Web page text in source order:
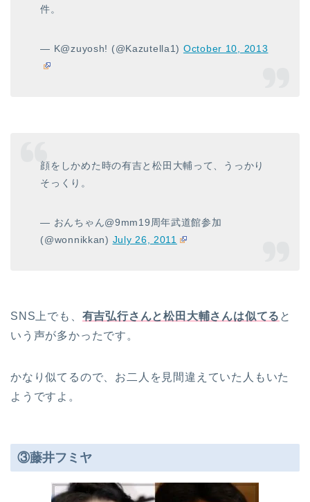
件。
— K@zuyosh! (@Kazutella1) October 10, 2013
顔をしかめた時の有吉と松田大輔って、うっかり
そっくり。
— おんちゃん@9mm19周年武道館参加
(@wonnikkan) July 26, 2011
SNS上でも、 有吉弘行さんと松田大輔さんは似てる と
いう声が多かったです。
かなり似てるので、お二人を見間違えていた人もいた
ようですよ。
③藤井フミヤ